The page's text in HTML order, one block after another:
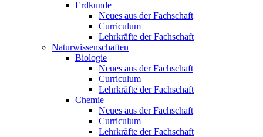
Erdkunde
Neues aus der Fachschaft
Curriculum
Lehrkräfte der Fachschaft
Naturwissenschaften
Biologie
Neues aus der Fachschaft
Curriculum
Lehrkräfte der Fachschaft
Chemie
Neues aus der Fachschaft
Curriculum
Lehrkräfte der Fachschaft